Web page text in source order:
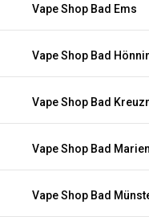
Vape Shop Bad Ems
Vape Shop Bad
Vape Shop Bad
Vape Shop Bad
Vape Shop Bad